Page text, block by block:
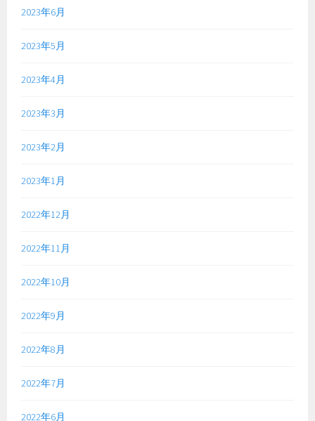
2023年6月
2023年5月
2023年4月
2023年3月
2023年2月
2023年1月
2022年12月
2022年11月
2022年10月
2022年9月
2022年8月
2022年7月
2022年6月